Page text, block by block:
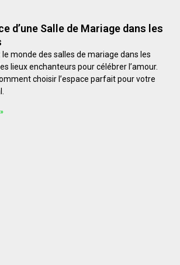
d’une Salle de Mariage dans les
le monde des salles de mariage dans les
lieux enchanteurs pour célébrer l’amour.
choisir l’espace parfait pour votre